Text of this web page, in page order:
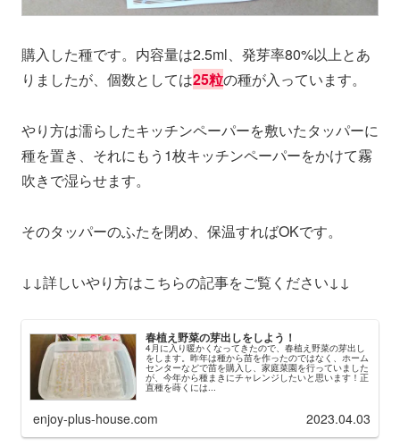
購入した種です。内容量は2.5ml、発芽率80%以上とあ
りましたが、個数としては25粒の種が入っています。
やり方は濡らしたキッチンペーパーを敷いたタッパーに
種を置き、それにもう1枚キッチンペーパーをかけて霧
吹きで湿らせます。
そのタッパーのふたを閉め、保温すればOKです。
↓↓詳しいやり方はこちらの記事をご覧ください↓↓
春植え野菜の芽出しをしよう！
4月に入り暖かくなってきたので、春植え野菜の芽出し
をします。昨年は種から苗を作ったのではなく、ホーム
センターなどで苗を購入し、家庭菜園を行っていました
が、今年から種まきにチャレンジしたいと思います！正
直種を蒔くには...
enjoy-plus-house.com 2023.04.03